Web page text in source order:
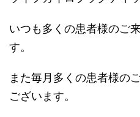
いつも多くの患者様のご
す。
また毎月多くの患者様の
ございます。